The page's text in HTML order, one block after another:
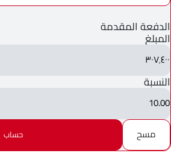
الدفعة المقدمة
المبلغ
٣٠٧٬٤٠٠
النسبة
10.00
مسح
حساب